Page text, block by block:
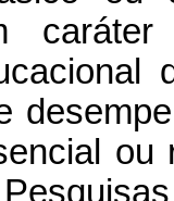
ou